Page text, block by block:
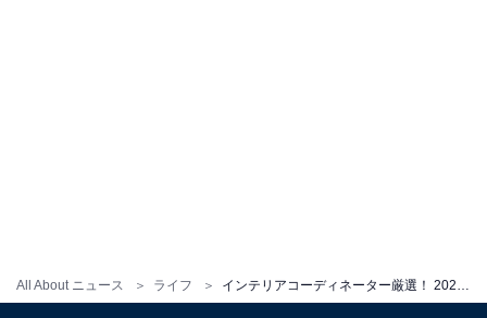
All About ニュース ライフ